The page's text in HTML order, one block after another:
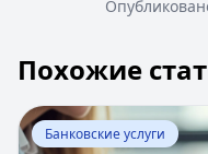
Похожие
Перейти к статье:
Банковские услуги